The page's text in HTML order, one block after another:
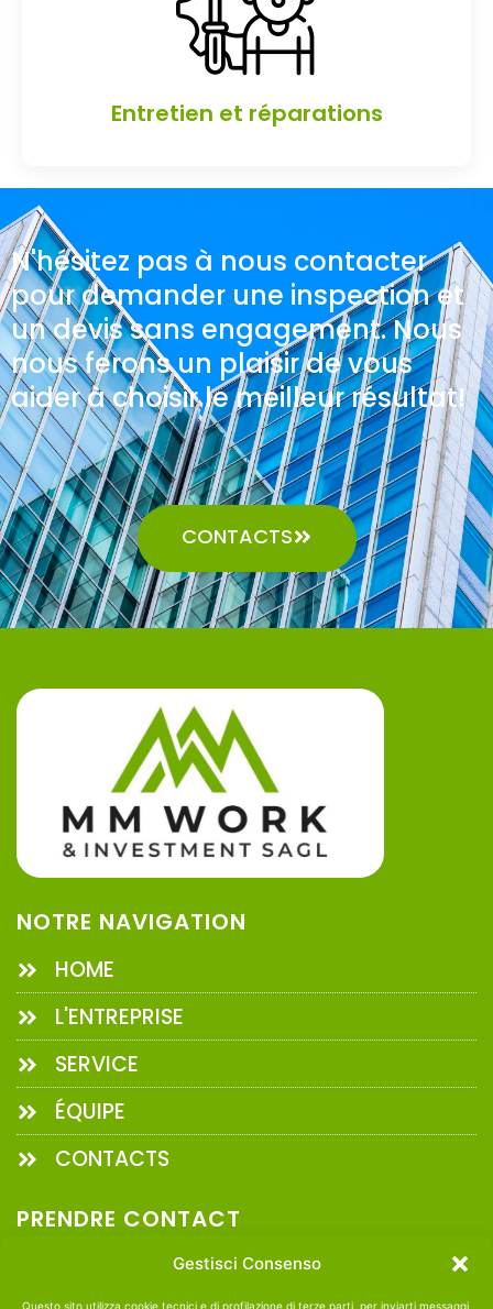
Gestisci Consenso
Questo sito utilizza cookie tecnici e di profilazione di terze parti, per inviarti messaggi
Entretien et réparations
N'hésitez pas à nous contacter
pour demander une inspection et
un devis sans engagement. Nous
nous ferons un plaisir de vous
aider à choisir le meilleur résultat!
CONTACTS
NOTRE NAVIGATION
HOME
L'ENTREPRISE
SERVICE
ÉQUIPE
CONTACTS
PRENDRE CONTACT
+41 091 86 24 444